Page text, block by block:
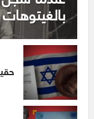
بالغيتوهات